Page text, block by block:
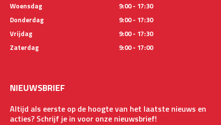
Woensdag
9:00 - 17:30
Donderdag
9:00 - 17:30
Vrijdag
9:00 - 17:30
Zaterdag
9:00 - 17:00
NIEUWSBRIEF
Altijd als eerste op de hoogte van het laatste nieuws en
acties? Schrijf je in voor onze nieuwsbrief!